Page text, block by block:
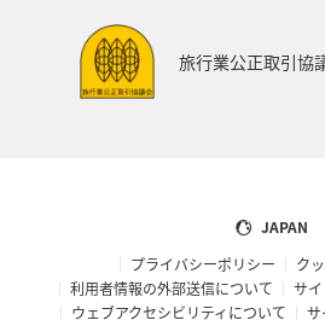
旅行業公正取引協
JAPAN
プライバシーポリシー
ク
利用者情報の外部送信について
サ
ウェブアクセシビリティについて
サ